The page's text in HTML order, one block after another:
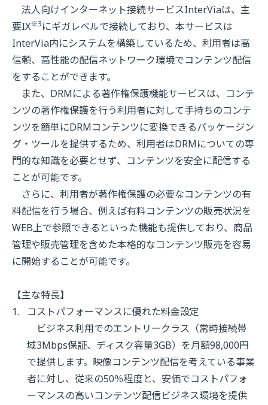
法人向けインターネット接続サービスInterViaは、主
要IX※3にギガレベルで接続しており、本サービスは
InterVia内にシステムを構築しているため、利用者は高
信頼、高性能の配信ネットワーク環境でコンテンツ配信
をすることができます。
また、DRMによる著作権保護機能サービスは、コンテ
ンツの著作権保護を行う利用者に対して手持ちのコンテ
ンツを簡単にDRMコンテンツに変換できるパッケージン
グ・ツールを提供するため、利用者はDRMについての専
門的な知識を必要とせず、コンテンツを安全に配信する
ことが可能です。
さらに、利用者が著作権保護の必要なコンテンツの有
料配信を行う場合、例えば有料コンテンツの販売状況を
WEB上で参照できるといった機能も提供しており、商品
管理や販売管理を含めた本格的なコンテンツ販売を容易
に開始することが可能です。
【主な特長】
コストパフォーマンスに優れた料金設定
ビジネス利用でのエントリークラス（常時接続帯
域3Mbps保証、ディスク容量3GB）を月額98,000円
で提供します。映像コンテンツ配信を考えている事業
者に対し、従来の50％程度と、安価でコストパフォ
ーマンスの高いコンテンツ配信ビジネス環境を提供